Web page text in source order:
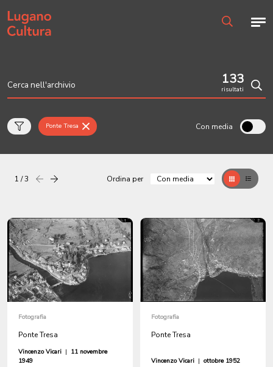
Home page
133
risultati
Ponte Tresa Con media
1 / 3 Precedentesuccessiva Ordina per GrigliaTable
Fotografia
Ponte Tresa
Vincenzo Vicari | 11 novembre
1949
Fotografia
Ponte Tresa
Vincenzo Vicari | ottobre 1952